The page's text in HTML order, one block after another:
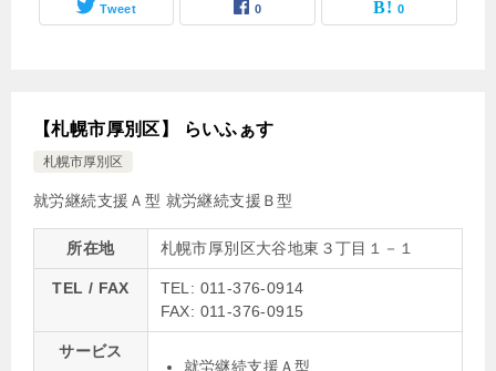
Tweet 0 0
【札幌市厚別区】 らいふぁす
札幌市厚別区
就労継続支援Ａ型 就労継続支援Ｂ型
所在地 札幌市厚別区大谷地東３丁目１－１
TEL / FAX
TEL: 011-376-0914
FAX: 011-376-0915
サービス
就労継続支援Ａ型